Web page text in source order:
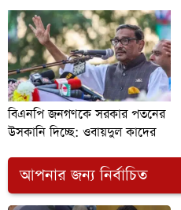
বিএনপি জনগণকে সরকার পতনের
উসকানি দিচ্ছে: ওবায়দুল কাদের
আপনার জন্য নির্বাচিত